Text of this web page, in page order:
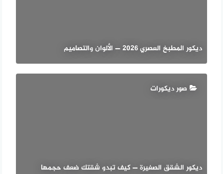
ديكور المطبخ العصري 2026 — الألوان والتصاميم
صور ديكورات
ديكور الشقق الصغيرة — كيف تبدو شقتك ضعف حجمها